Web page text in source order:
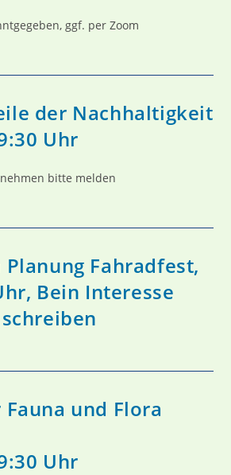
ggf. per Zoom
der Nachhaltigkeit
Uhr
bitte melden
Fahradfest,
Bein Interesse
und Flora
Uhr